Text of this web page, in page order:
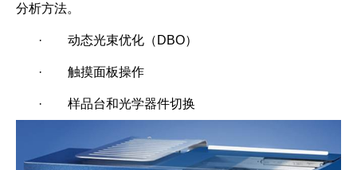
分析方法。
· 动态光束优化（DBO）
· 触摸面板操作
· 样品台和光学器件切换